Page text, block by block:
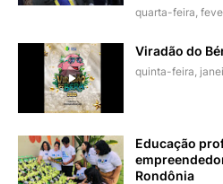
quarta-feira,
Viradão do
quinta-feira,
Educação
Rondônia